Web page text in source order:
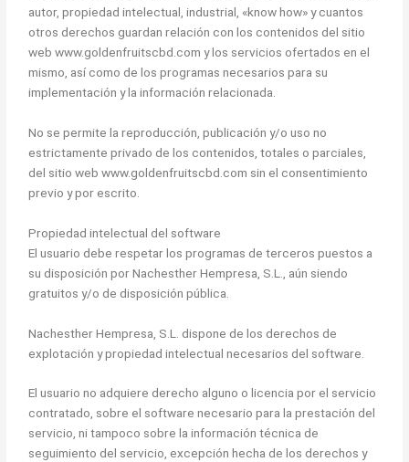
autor, propiedad intelectual, industrial, «know how» y cuantos
otros derechos guardan relación con los contenidos del sitio
web www.goldenfruitscbd.com y los servicios ofertados en el
mismo, así como de los programas necesarios para su
implementación y la información relacionada.
No se permite la reproducción, publicación y/o uso no
estrictamente privado de los contenidos, totales o parciales,
del sitio web www.goldenfruitscbd.com sin el consentimiento
previo y por escrito.
Propiedad intelectual del software
El usuario debe respetar los programas de terceros puestos a
su disposición por Nachesther Hempresa, S.L., aún siendo
gratuitos y/o de disposición pública.
Nachesther Hempresa, S.L. dispone de los derechos de
explotación y propiedad intelectual necesarios del software.
El usuario no adquiere derecho alguno o licencia por el servicio
contratado, sobre el software necesario para la prestación del
servicio, ni tampoco sobre la información técnica de
seguimiento del servicio, excepción hecha de los derechos y